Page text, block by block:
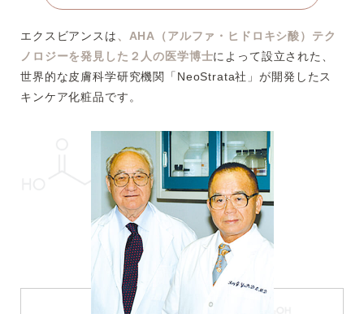
エクスビアンスは、AHA（アルファ・ヒドロキシ酸）テク
ノロジーを発見した２人の医学博士によって設立された、
世界的な皮膚科学研究機関「NeoStrata社」が開発したス
キンケア化粧品です。